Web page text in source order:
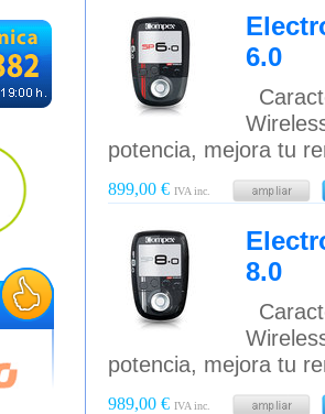
6.0
potencia, mejora tu
899,00 € IVA inc.
8.0
potencia, mejora tu
989,00 € IVA inc.